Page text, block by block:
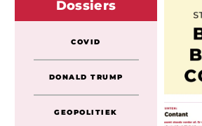
Dossiers
COVID
DONALD TRUMP
GEOPOLITIEK